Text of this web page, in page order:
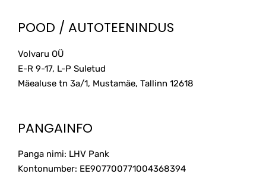
POOD / AUTOTEENINDUS
Volvaru OÜ
E-R 9-17, L-P Suletud
Mäealuse tn 3a/1, Mustamäe, Tallinn 12618
PANGAINFO
Panga nimi: LHV Pank
Kontonumber: EE907700771004368394